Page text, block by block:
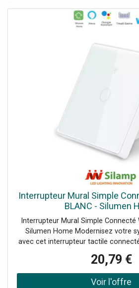
ou dans un emplacement discret, et
charge la commande vocale via
volets roulants dans une maison,
local, avec un contrôle centralisé
Interrupteur Mural Simple
BLANC - Silumen
Interrupteur Mural Simple Connecté
Silumen Home Modernisez votre
avec cet interrupteur tactile
d’un simple effleurement ou à
smartphone grâce à sa
pour un intérieur intelligent et épuré.
20,79 €